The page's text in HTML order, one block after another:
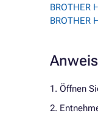
BROTHER
BROTHER
1. Öffnen
2.